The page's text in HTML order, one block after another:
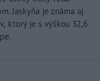
Jaskyňa je známa aj
ktorý je s výškou 32,6